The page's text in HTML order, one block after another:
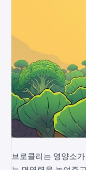
브로콜리는 영양소